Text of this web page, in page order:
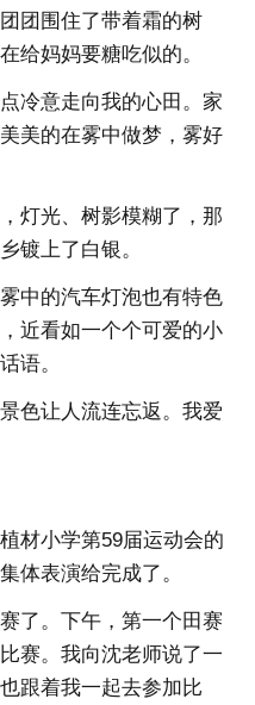
团围住了带着霜的树
给妈妈要糖吃似的。
冷意走向我的心田。家
美的在雾中做梦，雾好
灯光、树影模糊了，那
镀上了白银。
中的汽车灯泡也有特色
近看如一个个可爱的小
语。
色让人流连忘返。我爱
材小学第59届运动会的
体表演给完成了。
了。下午，第一个田赛
赛。我向沈老师说了一
跟着我一起去参加比